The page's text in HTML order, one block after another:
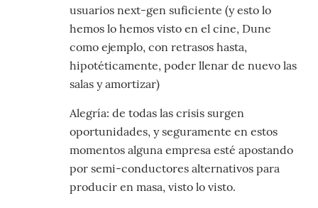
usuarios next-gen suficiente (y esto lo
hemos lo hemos visto en el cine, Dune
como ejemplo, con retrasos hasta,
hipotéticamente, poder llenar de nuevo las
salas y amortizar)
Alegría: de todas las crisis surgen
oportunidades, y seguramente en estos
momentos alguna empresa esté apostando
por semi-conductores alternativos para
producir en masa, visto lo visto.